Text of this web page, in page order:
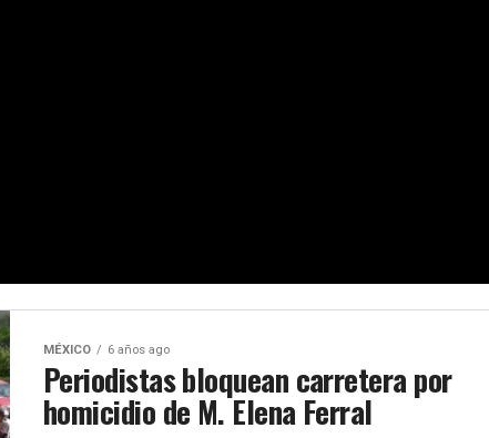
MÉXICO 6 años ago
Periodistas bloquean carretera por
homicidio de M. Elena Ferral